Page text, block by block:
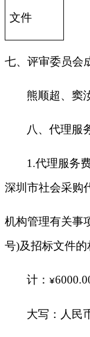
文件
七、评审委员会
熊顺超、窦
八、代理服
1.代理服务
深圳市社会采购
机构管理有关事
号)及招标文件的
计： ¥
大写：人民